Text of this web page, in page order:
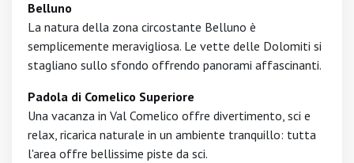
Belluno
La natura della zona circostante Belluno è
semplicemente meravigliosa. Le vette delle Dolomiti si
stagliano sullo sfondo offrendo panorami affascinanti.
Padola di Comelico Superiore
Una vacanza in Val Comelico offre divertimento, sci e
relax, ricarica naturale in un ambiente tranquillo: tutta
l'area offre bellissime piste da sci.